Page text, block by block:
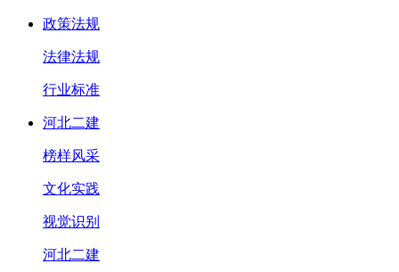
政策法规
法律法规
行业标准
河北二建
榜样风采
文化实践
视觉识别
河北二建